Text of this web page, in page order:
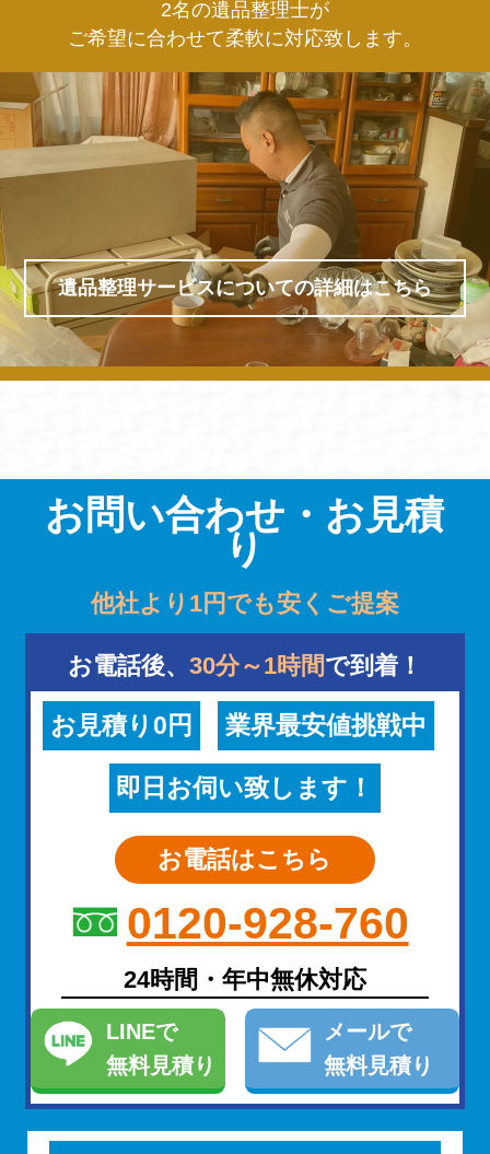
2名の遺品整理士が
ご希望に合わせて柔軟に対応致します。
遺品整理サービスについての詳細はこちら
お問い合わせ・お見積
り
他社より1円でも安くご提案
お電話後、 30分～1時間で到着！
お見積り0円 業界最安値挑戦中
即日お伺い致します！
お電話はこちら
0120-928-760
24時間・年中無休対応
LINEで
無料見積り
メールで
無料見積り